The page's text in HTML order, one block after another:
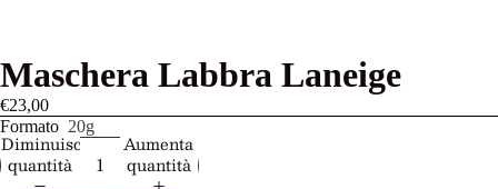
Maschera Labbra Laneige
€23,00
Formato 20g
Diminuisci
quantità
Aumenta
quantità